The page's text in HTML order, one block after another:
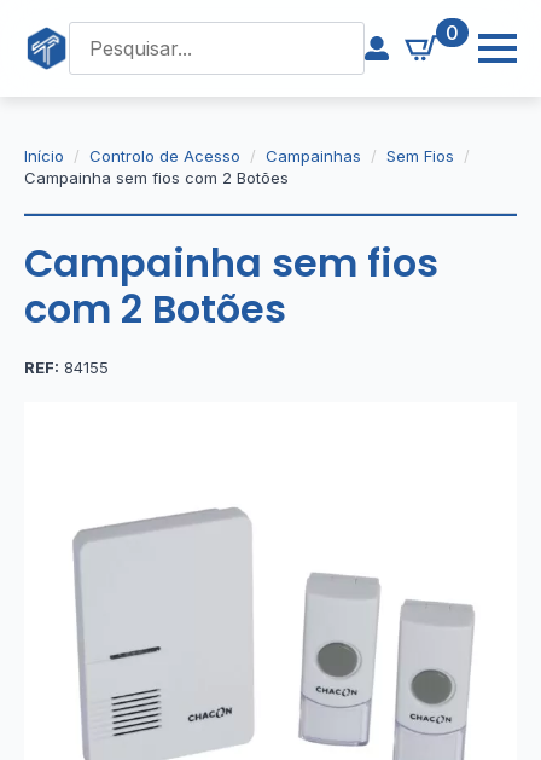
0
Início Controlo de Acesso Campainhas
Sem Fios
Campainha sem fios com 2 Botões
Campainha sem fios
com 2 Botões
REF: 84155